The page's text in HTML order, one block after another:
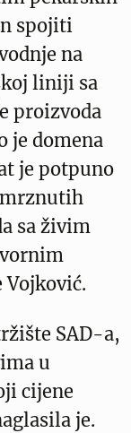
spojiti
na
liniji sa
proizvoda
je domena
je potpuno
sa živim
SAD-a,
u
cijene
je.